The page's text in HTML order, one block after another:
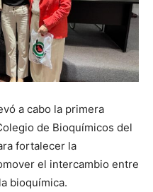
a cabo la primera
de Bioquímicos del
fortalecer la
el intercambio entre
bioquímica.